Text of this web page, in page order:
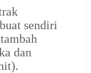
sendiri
dan